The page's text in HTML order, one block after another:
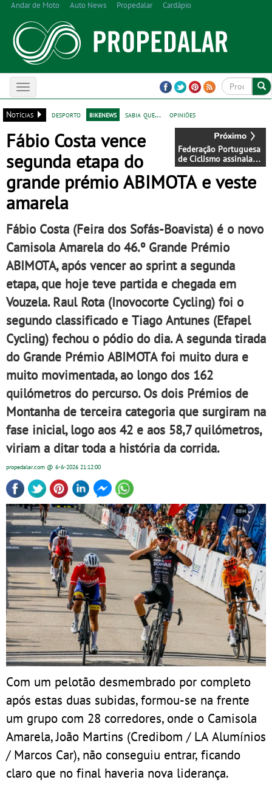
Andar de Moto Auto News Propedalar Cardápio
Toggle
navigation
Notícias
desporto bikenews sabia que... opiniões
Federação Portuguesa
de Ciclismo assinala
Dia Mundial da
Bicicleta com
atividades no
Fábio Costa vence
segunda etapa do
grande prémio ABIMOTA e veste
amarela
Fábio Costa (Feira dos Sofás-Boavista) é o novo
Camisola Amarela do 46.º Grande Prémio
ABIMOTA, após vencer ao sprint a segunda
etapa, que hoje teve partida e chegada em
Vouzela. Raul Rota (Inovocorte Cycling) foi o
segundo classificado e Tiago Antunes (Efapel
Cycling) fechou o pódio do dia. A segunda tirada
do Grande Prémio ABIMOTA foi muito dura e
muito movimentada, ao longo dos 162
quilómetros do percurso. Os dois Prémios de
Montanha de terceira categoria que surgiram na
fase inicial, logo aos 42 e aos 58,7 quilómetros,
viriam a ditar toda a história da corrida.
propedalar.com @ 6-6-2026 21:12:00
Com um pelotão desmembrado por completo
após estas duas subidas, formou-se na frente
um grupo com 28 corredores, onde o Camisola
Amarela, João Martins (Credibom / LA Alumínios
/ Marcos Car), não conseguiu entrar, ficando
claro que no final haveria nova liderança.